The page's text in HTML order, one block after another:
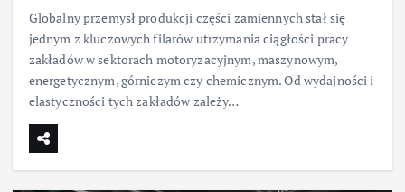
Globalny przemysł produkcji części zamiennych stał się
jednym z kluczowych filarów utrzymania ciągłości pracy
zakładów w sektorach motoryzacyjnym, maszynowym,
energetycznym, górniczym czy chemicznym. Od wydajności i
elastyczności tych zakładów zależy…